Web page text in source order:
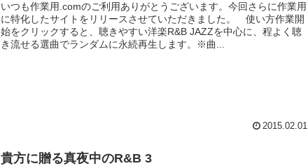
いつも作業用.comのご利用ありがとうございます。今回さらに作業用
に特化したサイトをリリースさせていただきました。 使い方作業開
始をクリックすると、聴きやすい洋楽R&B JAZZを中心に、程よく聴
き流せる選曲でランダムに永続再生します。※曲...
2015.02.01
貴方に贈る真夜中のR&B 3